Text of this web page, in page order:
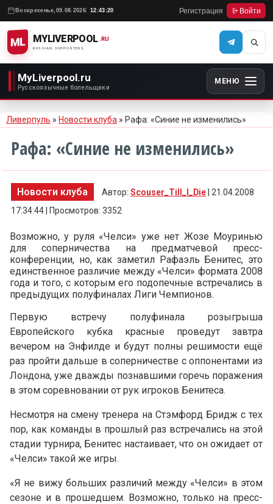
Воскресенье, 09.08.2026 12:43:20 Регистрация Войти
ML MYLIVERPOOL
RUSSIAN SUPPORTERS
.RU
MyLiverpool.ru
Русскоязычные болельщики
МЕНЮ
Ливерпуль » Новости клуба » Рафа: «Синие не изменились»
Рафа: «Синие не изменились»
Новости клуба Автор: Scouser_Till_I_Die | 21.04.2008
17:34:44 | Просмотров: 3352
Возможно, у руля «Челси» уже нет Жозе Моуринью
для соперничества на предматчевой пресс-
конференции, но, как заметил Рафаэль Бенитес, это
единственное различие между «Челси» формата 2008
года и того, с которым его подопечные встречались в
предыдущих полуфиналах Лиги Чемпионов.
Первую встречу полуфинала розыгрыша
Европейского кубка красные проведут завтра
вечером на Энфилде и будут полны решимости ещё
раз пройти дальше в соперничестве с оппонентами из
Лондона, уже дважды познавшими горечь поражения
в этом соревновании от рук игроков Бенитеса.
Несмотря на смену тренера на Стэмфорд Бридж с тех
пор, как команды в прошлый раз встречались на этой
стадии турнира, Бенитес настаивает, что он ожидает от
«Челси» такой же игры.
«Я не вижу больших различий между «Челси» в этом
сезоне и в прошедшем. Возможно, только на пресс-